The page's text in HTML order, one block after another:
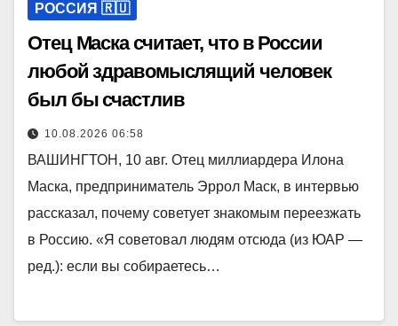
РОССИЯ 🇷🇺
Отец Маска считает, что в России
любой здравомыслящий человек
был бы счастлив
10.08.2026 06:58
ВАШИНГТОН, 10 авг. Отец миллиардера Илона
Маска, предприниматель Эррол Маск, в интервью
рассказал, почему советует знакомым переезжать
в Россию. «Я советовал людям отсюда (из ЮАР —
ред.): если вы собираетесь…